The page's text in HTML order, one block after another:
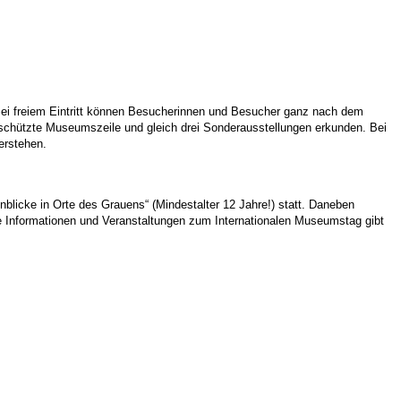
freiem Eintritt können Besucherinnen und Besucher ganz nach dem
Museumszeile und gleich drei Sonderausstellungen erkunden. Bei
in Orte des Grauens“ (Mindestalter 12 Jahre!) statt. Daneben
und Veranstaltungen zum Internationalen Museumstag gibt